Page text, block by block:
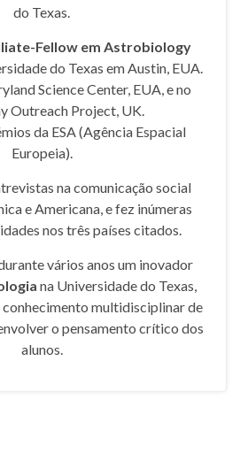
do Texas.
Fellow em Astrobiology
do Texas em Austin, EUA.
Science Center, EUA, e no
Outreach Project, UK.
da ESA (Agência Espacial
Europeia).
na comunicação social
e Americana, e fez inúmeras
nos três países citados.
vários anos um inovador
na Universidade do Texas,
multidisciplinar de
o pensamento crítico dos
alunos.